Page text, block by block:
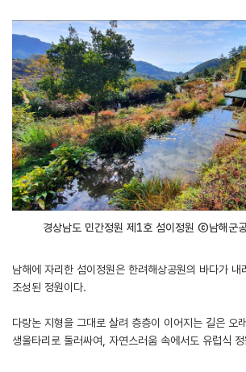
경상남도 민간정원 제1호 섬이정원 ⓒ남해군
남해에 자리한 섬이정원은 한려해상공원의 바다가 내
조성된 정원이다.
다랑논 지형을 그대로 살려 층층이 이어지는 길은 오
생울타리로 둘러싸여, 자연스러움 속에서도 유럽식